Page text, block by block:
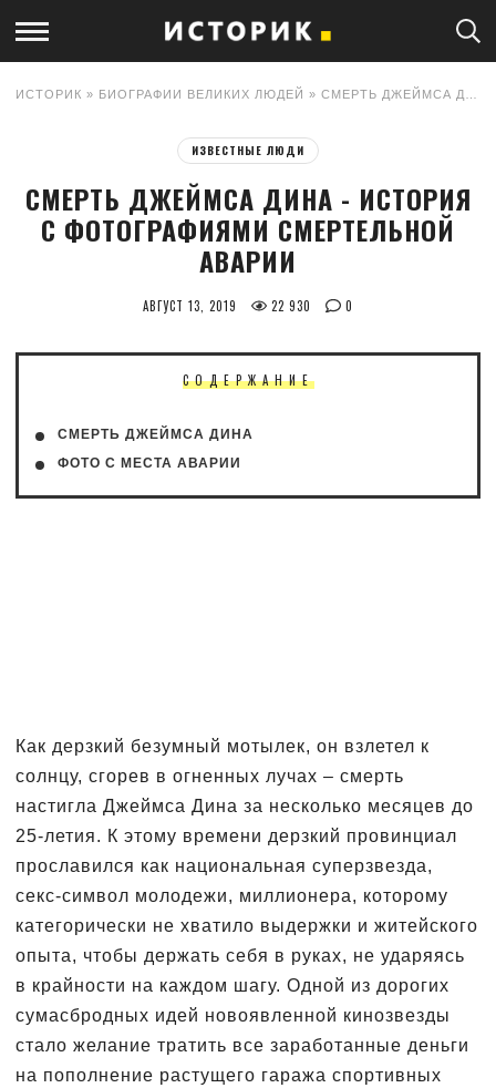
ИСТОРИК » БИОГРАФИИ ВЕЛИКИХ ЛЮДЕЙ » СМЕРТЬ ДЖЕЙМСА ДИНА - ИСТОРИЯ С ФОТОГРАФИЯМИ СМЕРТЕЛЬНОЙ АВАРИИ
ИЗВЕСТНЫЕ ЛЮДИ
СМЕРТЬ ДЖЕЙМСА ДИНА - ИСТОРИЯ
С ФОТОГРАФИЯМИ СМЕРТЕЛЬНОЙ
АВАРИИ
АВГУСТ 13, 2019 22 930 0
СОДЕРЖАНИЕ
СМЕРТЬ ДЖЕЙМСА ДИНА
ФОТО С МЕСТА АВАРИИ
Как дерзкий безумный мотылек, он взлетел к
солнцу, сгорев в огненных лучах – смерть
настигла Джеймса Дина за несколько месяцев до
25-летия. К этому времени дерзкий провинциал
прославился как национальная суперзвезда,
секс-символ молодежи, миллионера, которому
категорически не хватило выдержки и житейского
опыта, чтобы держать себя в руках, не ударяясь
в крайности на каждом шагу. Одной из дорогих
сумасбродных идей новоявленной кинозвезды
стало желание тратить все заработанные деньги
на пополнение растущего гаража спортивных